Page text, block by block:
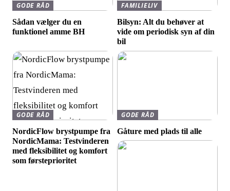
GODE RÅD
Sådan vælger du en
funktionel amme BH
FAMILIELIV
Bilsyn: Alt du behøver at
vide om periodisk syn af din
bil
GODE RÅD
NordicFlow brystpumpe fra
NordicMama: Testvinderen
med fleksibilitet og komfort
som førsteprioritet
GODE RÅD
Gåture med plads til alle